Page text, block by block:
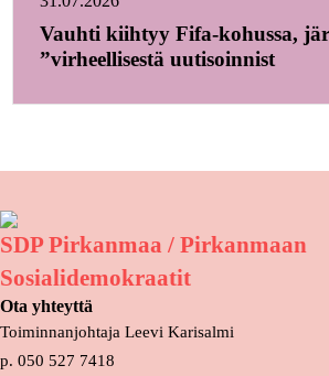
Vauhti kiihtyy Fifa-kohussa,
”virheellisestä uutisoinnist
SDP Pirkanmaa / Pirkanmaan
Sosialidemokraatit
Ota yhteyttä
Toiminnanjohtaja Leevi Karisalmi
p. 050 527 7418